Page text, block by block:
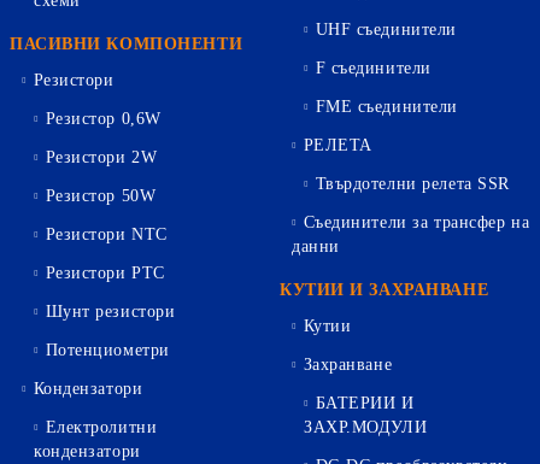
ПАСИВНИ КОМПОНЕНТИ
Резистори
Резистор 0,6W
Резистори 2W
Резистор 50W
Резистори NTC
Резистори PTC
Шунт резистори
Потенциометри
Кондензатори
Електролитни
кондензатори
UHF съединители
F съединители
FME съединители
РЕЛЕТА
Твърдотелни релета SSR
Съединители за трансфер на
данни
КУТИИ И ЗАХРАНВАНЕ
Кутии
Захранване
БАТЕРИИ И
ЗАХР.МОДУЛИ